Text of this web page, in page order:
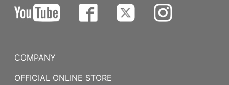
COMPANY
OFFICIAL ONLINE STORE